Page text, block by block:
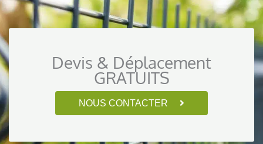
Devis & Déplacement
GRATUITS
NOUS CONTACTER